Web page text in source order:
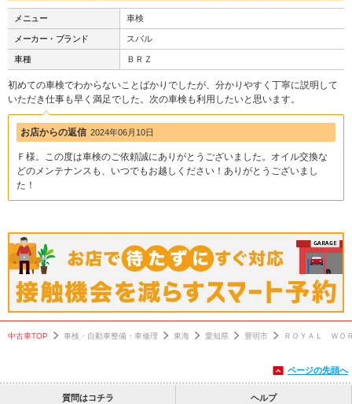
メニュー 車検
メーカー・ブランド スバル
車種 ＢＲＺ
初めての車検でわからないことばかりでしたが、分かりやすく丁寧に説明して
いただき仕事も早く満足でした。次の車検も利用したいと思います。
お店からの返信 2024年06月10日
Ｆ様。この度は車検のご依頼誠にありがとうございました。オイル交換な
どのメンテナンスも、いつでもお越しください！ありがとうございまし
た！
中古車TOP 車検・自動車整備・車修理 東海 愛知県 豊明市 ＲＯＹＡＬ ＷＯ
ページの先頭へ
質問はコチラ ヘルプ